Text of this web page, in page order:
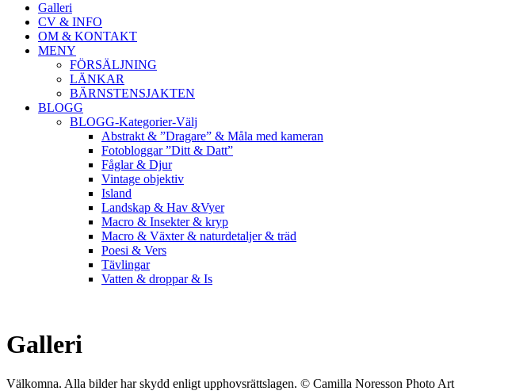
Galleri
CV & INFO
OM & KONTAKT
MENY
FÖRSÄLJNING
LÄNKAR
BÄRNSTENSJAKTEN
BLOGG
BLOGG-Kategorier-Välj
Abstrakt & ”Dragare” & Måla med kameran
Fotobloggar ”Ditt & Datt”
Fåglar & Djur
Vintage objektiv
Island
Landskap & Hav &Vyer
Macro & Insekter & kryp
Macro & Växter & naturdetaljer & träd
Poesi & Vers
Tävlingar
Vatten & droppar & Is
Galleri
Välkomna. Alla bilder har skydd enligt upphovsrättslagen. © Camilla Noresson Photo Art